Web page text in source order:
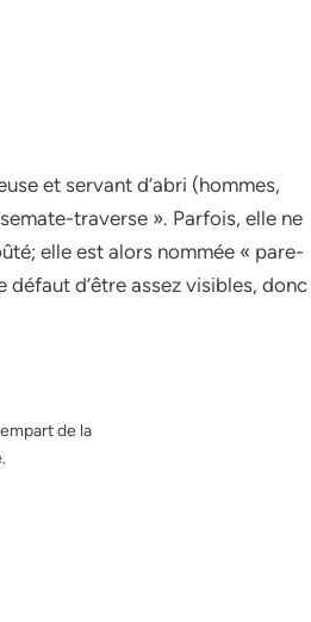
et servant d’abri (hommes,
traverse ». Parfois, elle ne
elle est alors nommée « pare-
d’être assez visibles, donc
de la